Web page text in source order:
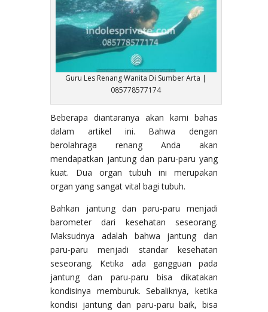
Guru Les Renang Wanita Di Sumber Arta |
085778577174
Beberapa diantaranya akan kami bahas
dalam artikel ini. Bahwa dengan
berolahraga renang Anda akan
mendapatkan jantung dan paru-paru yang
kuat. Dua organ tubuh ini merupakan
organ yang sangat vital bagi tubuh.
Bahkan jantung dan paru-paru menjadi
barometer dari kesehatan seseorang.
Maksudnya adalah bahwa jantung dan
paru-paru menjadi standar kesehatan
seseorang. Ketika ada gangguan pada
jantung dan paru-paru bisa dikatakan
kondisinya memburuk. Sebaliknya, ketika
kondisi jantung dan paru-paru baik, bisa